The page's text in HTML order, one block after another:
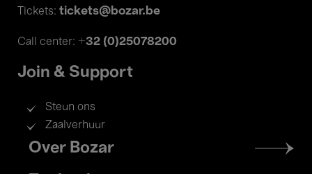
Tickets: tickets@bozar.be
Call center: +32 (0)25078200
Join & Support
Steun ons
Zaalverhuur
Footer
menu
Over Bozar